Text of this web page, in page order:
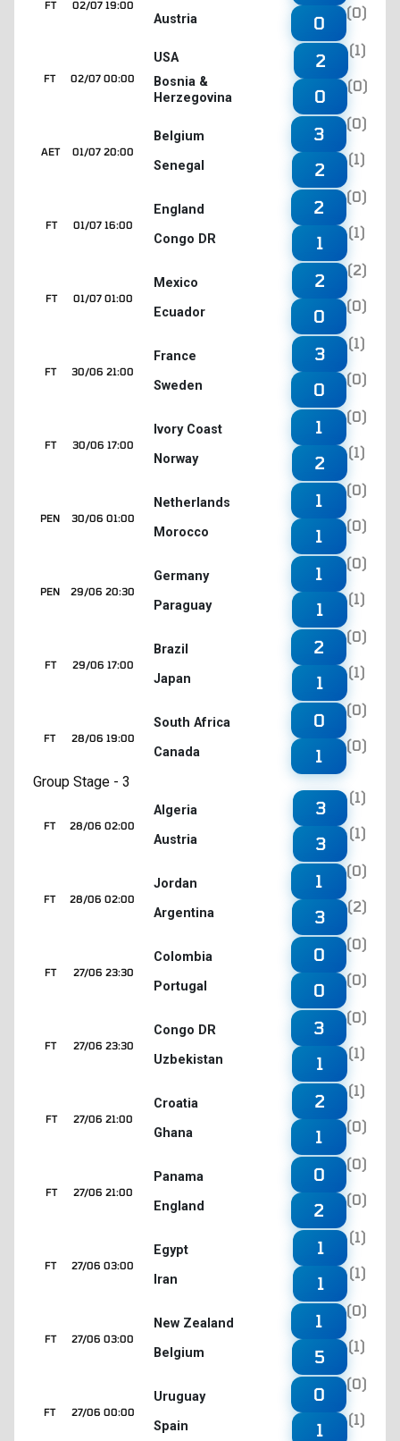
02/07 19:00
FT
Austria
0
(0)
02/07 00:00
FT
USA
Bosnia &
Herzegovina
2
(1)
0
(0)
01/07 20:00
AET
Belgium
Senegal
3
(0)
2
(1)
01/07 16:00
FT
England
Congo DR
2
(0)
1
(1)
01/07 01:00
FT
Mexico
Ecuador
2
(2)
0
(0)
30/06 21:00
FT
France
Sweden
3
(1)
0
(0)
30/06 17:00
FT
Ivory Coast
Norway
1
(0)
2
(1)
30/06 01:00
PEN
Netherlands
Morocco
1
(0)
1
(0)
29/06 20:30
PEN
Germany
Paraguay
1
(0)
1
(1)
29/06 17:00
FT
Brazil
Japan
2
(0)
1
(1)
28/06 19:00
FT
South Africa
Canada
0
(0)
1
(0)
Group Stage - 3
28/06 02:00
FT
Algeria
Austria
3
(1)
3
(1)
28/06 02:00
FT
Jordan
Argentina
1
(0)
3
(2)
27/06 23:30
FT
Colombia
Portugal
0
(0)
0
(0)
27/06 23:30
FT
Congo DR
Uzbekistan
3
(0)
1
(1)
27/06 21:00
FT
Croatia
Ghana
2
(1)
1
(0)
27/06 21:00
FT
Panama
England
0
(0)
2
(0)
27/06 03:00
FT
Egypt
Iran
1
(1)
1
(1)
27/06 03:00
FT
New Zealand
Belgium
1
(0)
5
(1)
27/06 00:00
FT
Uruguay
Spain
0
(0)
1
(1)